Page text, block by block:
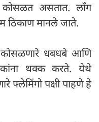
कोसळत असतात. लॉंग
ठिकाण मानले जाते.
धबधबे आणि
थक्क करते. येथे
फ्लेमिंगो पक्षी पाहणे हे